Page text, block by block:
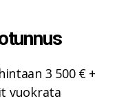
3 500 € +
vuokrata